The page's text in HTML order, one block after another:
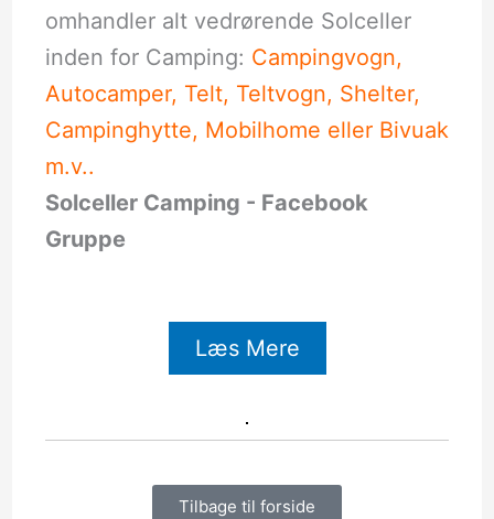
omhandler alt vedrørende Solceller
inden for Camping: Campingvogn,
Autocamper, Telt, Teltvogn, Shelter,
Campinghytte, Mobilhome eller Bivuak
m.v..
Solceller Camping - Facebook
Gruppe
Læs Mere
Tilbage til forside